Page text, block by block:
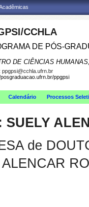
CCHLA
DE PÓS-
DE CIÊNCIAS
ppgpsi@cchla.ufrn.br
ppgpsi
Calendário Processos
de